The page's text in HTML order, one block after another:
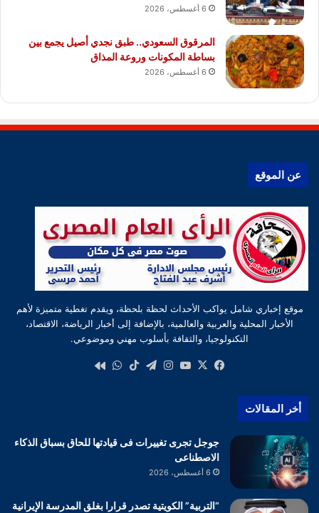
6 أغسطس، 2026
المرقوق السعودي.. طبق نجدي أصيل يجمع بين
بساطة المكونات وروعة المذاق
6 أغسطس، 2026
عن الموقع
موقع إخباري شامل يواكب الأحداث لحظة بلحظة، ويقدم تغطية متميزة لأهم
الأخبار المحلية والعربية والعالمية، بالإضافة إلى أخبار الرياضة، الاقتصاد،
التكنولوجيا، والثقافة بأسلوب مهني وموضوعي.
فيسبوك
‫X
‫YouTube
انستقرام
تيلقرام‫TikTokواتساب
أخر المقالات
جوجل تجرى تغييرات فى قيادتها للحاق بسباق الذكاء
الاصطناعى
6 أغسطس، 2026
“التربية” الكويتية تصدر قرارا بغلق المدرسة الإيرانية